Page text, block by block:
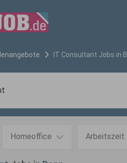
IT Consultant Jobs in
Homeoffice Arbeitszeit